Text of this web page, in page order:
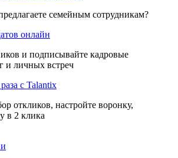
семейным сотрудникам?
онлайн
и подписывайте кадровые
и личных встреч
с Talantix
откликов, настройте воронку,
в 2 клика